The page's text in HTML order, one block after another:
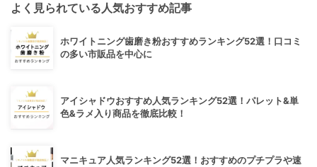
よく見られている人気おすすめ記事
ホワイトニング歯磨き粉おすすめランキング52選！口コミ
の多い市販品を中心に
アイシャドウおすすめ人気ランキング52選！パレット&単
色&ラメ入り商品を徹底比較！
マニキュア人気ランキング52選！おすすめのプチプラや速